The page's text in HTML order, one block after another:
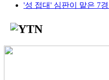
'성 접대' 심판이 맡은 7